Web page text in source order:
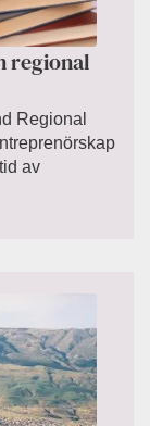
regional
Regional
av